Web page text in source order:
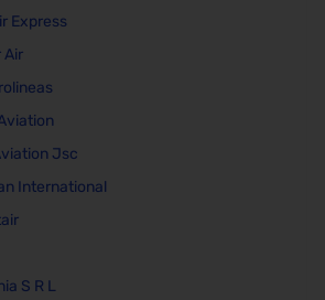
Express
Air
Jsc
International
S R L